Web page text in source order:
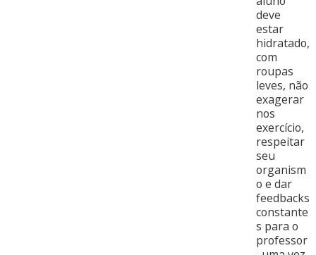
deve
estar
hidratado,
com
roupas
leves, não
exagerar
nos
exercício,
respeitar
seu
organism
o e dar
feedbacks
constante
s para o
professor